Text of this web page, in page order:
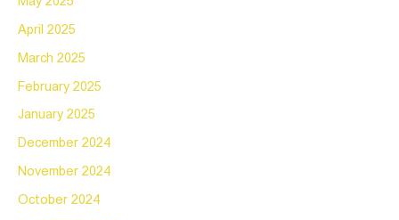
April 2025
March 2025
February 2025
January 2025
December 2024
November 2024
October 2024